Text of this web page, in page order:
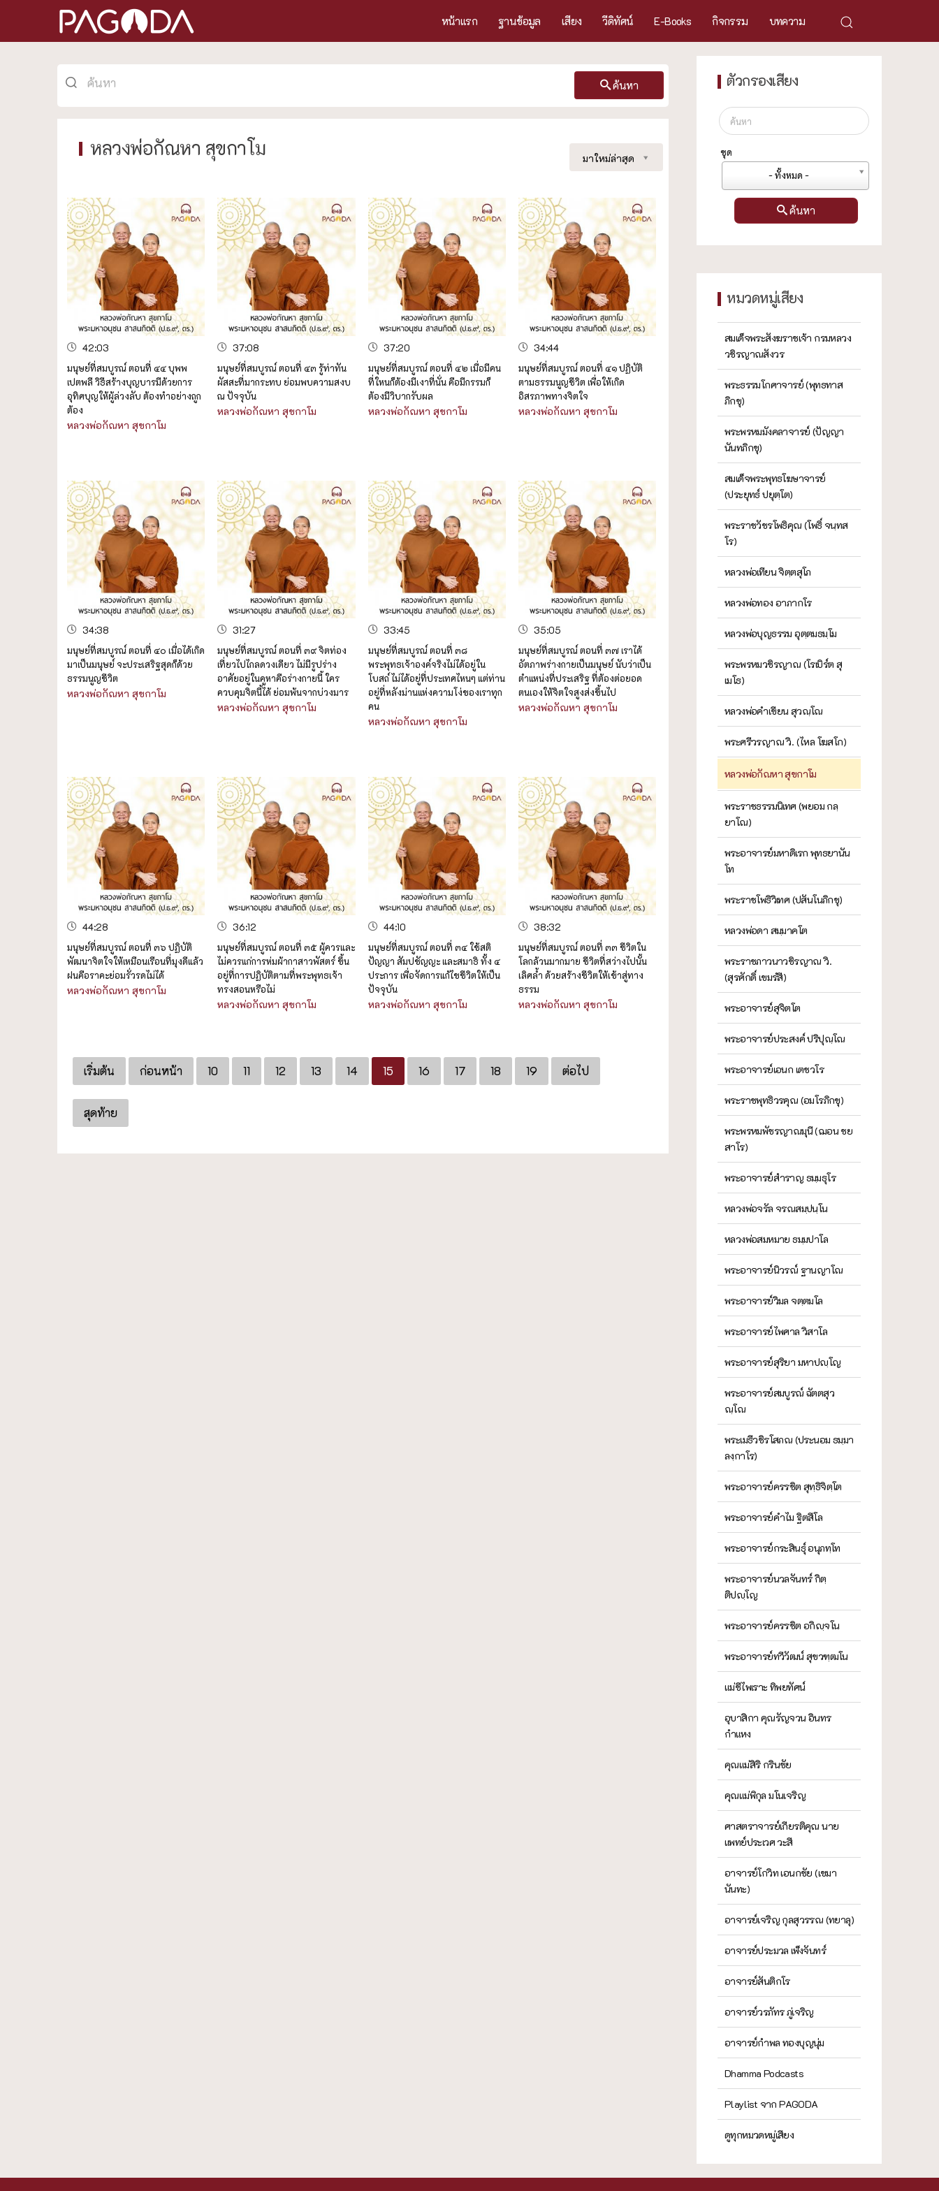
หน้าแรก ฐานข้อมูล เสียง วีดิทัศน์ E-Books กิจกรรม บทความ
หลวงพ่อกัณหา สุขกาโม
ค้นหา
มาใหม่ล่าสุด
42:03
มนุษย์ที่สมบูรณ์ ตอนที่ ๔๔ บุพพ
เปตพลี วิธีสร้างบุญบารมีด้วยการ
อุทิศบุญให้ผู้ล่วงลับ ต้องทำอย่างถูก
ต้อง
หลวงพ่อกัณหา สุขกาโม
37:08
มนุษย์ที่สมบูรณ์ ตอนที่ ๔๓ รู้ท่าทัน
ผัสสะที่มากระทบ ย่อมพบความสงบ
ณ ปัจจุบัน
หลวงพ่อกัณหา สุขกาโม
37:20
มนุษย์ที่สมบูรณ์ ตอนที่ ๔๒ เมื่อมีคน
ที่ใหนก็ต้องมีเงาที่นั่น คือมีกรรมก็
ต้องมีวิบากรับผล
หลวงพ่อกัณหา สุขกาโม
34:44
มนุษย์ที่สมบูรณ์ ตอนที่ ๔๑ ปฏิบัติ
ตามธรรมนูญชีวิต เพื่อให้เกิด
อิสรภาพทางจิตใจ
หลวงพ่อกัณหา สุขกาโม
34:38
มนุษย์ที่สมบูรณ์ ตอนที่ ๔๐ เมื่อได้เกิด
มาเป็นมนุษย์ จะประเสริฐสุดก็ด้วย
ธรรมนูญชีวิต
หลวงพ่อกัณหา สุขกาโม
31:27
มนุษย์ที่สมบูรณ์ ตอนที่ ๓๙ จิตท่อง
เที่ยวไปไกลดวงเดียว ไม่มีรูปร่าง
อาศัยอยู่ในคูหาคือร่างกายนี้ ใคร
ควบคุมจิตนี้ได้ ย่อมพ้นจากบ่วงมาร
หลวงพ่อกัณหา สุขกาโม
33:45
มนุษย์ที่สมบูรณ์ ตอนที่ ๓๘
พระพุทธเจ้าองค์จริงไม่ได้อยู่ใน
โบสถ์ ไม่ได้อยู่ที่ประเทศไหนๆ แต่ท่าน
อยู่ที่หลังม่านแห่งความโง่ของเราทุก
คน
หลวงพ่อกัณหา สุขกาโม
35:05
มนุษย์ที่สมบูรณ์ ตอนที่ ๓๗ เราได้
อัตภาพร่างกายเป็นมนุษย์ นับว่าเป็น
ตำแหน่งที่ประเสริฐ ที่ต้องต่อยอด
ตนเองให้จิตใจสูงส่งขึ้นไป
หลวงพ่อกัณหา สุขกาโม
44:28
มนุษย์ที่สมบูรณ์ ตอนที่ ๓๖ ปฏิบัติ
พัฒนาจิตใจให้เหมือนเรือนที่มุงดีแล้ว
ฝนคือราคะย่อมรั่วรดไม่ได้
หลวงพ่อกัณหา สุขกาโม
36:12
มนุษย์ที่สมบูรณ์ ตอนที่ ๓๕ ผู้ควรและ
ไม่ควรแก่การห่มผ้ากาสาวพัสตร์ ขึ้น
อยู่ที่การปฏิบัติตามที่พระพุทธเจ้า
ทรงสอนหรือไม่
หลวงพ่อกัณหา สุขกาโม
44:10
มนุษย์ที่สมบูรณ์ ตอนที่ ๓๔ ใช้สติ
ปัญญา สัมปชัญญะ และสมาธิ ทั้ง ๔
ประการ เพื่อจัดการแก้ไขชีวิตให้เป็น
ปัจจุบัน
หลวงพ่อกัณหา สุขกาโม
38:32
มนุษย์ที่สมบูรณ์ ตอนที่ ๓๓ ชีวิตใน
โลกล้วนมากมาย ชีวิตที่สว่างไปนั้น
เลิศล้ำ ด้วยสร้างชีวิตให้เข้าสู่ทาง
ธรรม
หลวงพ่อกัณหา สุขกาโม
เริ่มต้น ก่อนหน้า 10 11 12 13 14 15 16 17 18 19 ต่อไป
สุดท้าย
ตัวกรองเสียง
ชุด
- ทั้งหมด -
ค้นหา
หมวดหมู่เสียง
สมเด็จพระสังฆราชเจ้า กรมหลวง
วชิรญาณสังวร
พระธรรมโกศาจารย์ (พุทธทาส
ภิกขุ)
พระพรหมมังคลาจารย์ (ปัญญา
นันทภิกขุ)
สมเด็จพระพุทธโฆษาจารย์
(ประยุทธ์ ปยุตฺโต)
พระราชวัชรโพธิคุณ (โพธิ์ จนฺทส
โร)
หลวงพ่อเทียน จิตฺตสุโภ
หลวงพ่อทอง อาภากโร
หลวงพ่อบุญธรรม อุตฺตมธมฺโม
พระพรหมวชิรญาณ (โรเบิร์ต สุ
เมโธ)
หลวงพ่อคำเขียน สุวณฺโณ
พระศรีวรญาณ วิ. (ไหล โฆสโก)
หลวงพ่อกัณหา สุขกาโม
พระราชธรรมนิเทศ (พยอม กลฺ
ยาโณ)
พระอาจารย์มหาดิเรก พุทธยานัน
โท
พระราชโพธิวิเทศ (ปสันโนภิกขุ)
หลวงพ่อดา สมฺมาคโต
พระราชภาวนาวชิรญาณ วิ.
(สุรศักดิ์ เขมรํสี)
พระอาจารย์สุจิตโต
พระอาจารย์ประสงค์ ปริปุณฺโณ
พระอาจารย์เอนก เตชวโร
พระราชพุทธิวรคุณ (อมโรภิกขุ)
พระพรหมพัชรญาณมุนี (ฌอน ชย
สาโร)
พระอาจารย์สำราญ ธมฺมธุโร
หลวงพ่อจรัล จรณสมฺปนฺโน
หลวงพ่อสมหมาย ธมฺมปาโล
พระอาจารย์นิวรณ์ ฐานญาโณ
พระอาจารย์วิมล จตฺตมโล
พระอาจารย์ไพศาล วิสาโล
พระอาจารย์สุริยา มหาปญฺโญ
พระอาจารย์สมบูรณ์ ฉัตตสุว
ณฺโณ
พระเมธีวชิรโสภณ (ประนอม ธมฺมา
ลงฺกาโร)
พระอาจารย์ครรชิต สุทฺธิจิตฺโต
พระอาจารย์คำไม ฐิตสีโล
พระอาจารย์กระสินธุ์ อนุภทฺโท
พระอาจารย์นวลจันทร์ กิตฺ
ติปญฺโญ
พระอาจารย์ครรชิต อกิญฺจโน
พระอาจารย์ทวีวัฒน์ สุขวฑฺฒโน
แม่ชีไพเราะ ทิพยทัศน์
อุบาสิกา คุณรัญจวน อินทร
กำแหง
คุณแม่สิริ กรินชัย
คุณแม่พิกุล มโนเจริญ
ศาสตราจารย์เกียรติคุณ นาย
แพทย์ประเวศ วะสี
อาจารย์โกวิท เอนกชัย (เขมา
นันทะ)
อาจารย์เจริญ กุลสุวรรณ (ทยาลุ)
อาจารย์ประมวล เพ็งจันทร์
อาจารย์สันติกโร
อาจารย์วรภัทร ภู่เจริญ
อาจารย์กำพล ทองบุญนุ่ม
Dhamma Podcasts
Playlist จาก PAGODA
ดูทุกหมวดหมู่เสียง